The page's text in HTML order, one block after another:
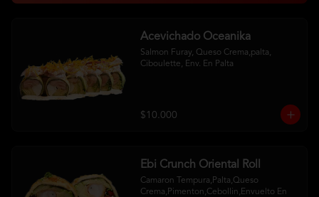
Acevichado Oceanika
Salmon Furay, Queso Crema,palta,
Ciboulette, Env. En Palta
$10.000
Ebi Crunch Oriental Roll
Camaron Tempura,Palta,Queso
Crema,Pimenton,Cebollin,Envuelto En